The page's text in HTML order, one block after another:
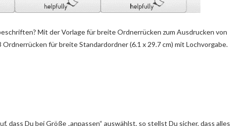
Mit der Vorlage für breite Ordnerrücken zum Ausdrucken von
für breite Standardordner (6.1 x 29.7 cm) mit Lochvorgabe.
dass Du bei Größe „anpassen“ auswählst, so stellst Du sicher, dass alles